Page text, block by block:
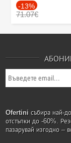
-13%
71.07€
Ofertini събира най-
отстъпки до -60%.
пазарувай изгодно –